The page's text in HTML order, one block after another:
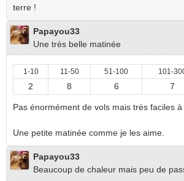
terre !
Papayou33
Une très belle matinée
1-10 11-50 51-100 101-
2 8 6 7
Pas énormément de vols mais très faciles
Une petite matinée comme je les aime.
Papayou33
Beaucoup de chaleur mais peu de